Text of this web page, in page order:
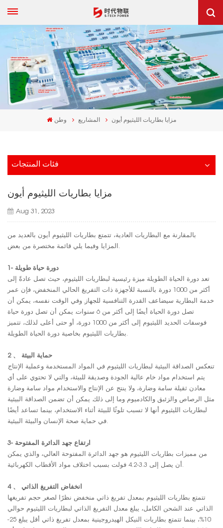
وطن المشاريع مزايا بطاريات الليثيوم أيون
فئات المنتجات
مزايا بطاريات الليثيوم أيون
Aug 31, 2023
بالمقارنة مع البطاريات العادية، تتمتع بطاريات الليثيوم أيون بالعديد من
1- دورة حياة طويلة
تعد دورة الحياة الطويلة ميزة رئيسية لبطاريات الليثيوم، حيث تصل عادةً إلى
أكثر من 1000 دورة. بالنسبة للأجهزة ذات التفريغ الحالي المنخفض، فإن عمر
خدمة البطارية سيضاعف القدرة التنافسية للجهاز. وفي الوقت نفسه، يمكن أن
تصل دورة الحياة أيضًا إلى أكثر من 6 سنوات. يمكن أن تصل دورة حياة
فوسفات الحديد الليثيوم إلى أكثر من 1000 دورة، أو حتى أعلى. لذلك، تتميز
2 、 حماية البيئة
تنعكس الصداقة البيئية لبطاريات الليثيوم في المواد المستخدمة وعملية الإنتاج.
يتم استخدام مواد خام عالية الجودة وصديقة للبيئة، والتي لا تحتوي على أي
معادن ثقيلة سامة وضارة، ولا ينتج عن الإنتاج والاستخدام مواد سامة وضارة
مثل الرصاص والزئبق والكادميوم وما إلى ذلك. يمكن أن تضمن الصداقة البيئية
لبطاريات الليثيوم أنها لا تسبب تلوثًا للبيئة أثناء الاستخدام، بينما تساعد أيضًا
3- ارتفاع جهد الدائرة المفتوحة
من مميزات بطاريات الليثيوم هو جهد الدائرة المفتوحة العالي، والذي يمكن
4 、 انخفاض التفريغ الذاتي
تتمتع بطاريات الليثيوم بمعدل تفريغ ذاتي منخفض نظرًا لصغر حجم تفريغها
الذاتي. عند الشحن الكامل، يبلغ معدل التفريغ الذاتي لبطاريات الليثيوم حوالي
10%، بينما تتمتع بطاريات النيكل الهيدروجينية بمعدل تفريغ ذاتي أقل يبلغ 25-